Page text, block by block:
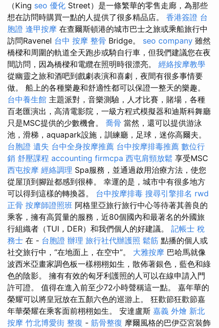
（King seo 優化 Street）是一條繁華的零售走廊，為那些
想在訪問時購買一點的人提供了很多精品店。 香港簽證 台
胞證 逢甲按摩 在查爾斯頓港的城市巴士之旅或乘船旅行中
訪問Ravenel 台中 按摩 整骨 Bridge。 seo company 雖然
橋樑和周圍的軌道全天跑步或騎自行車，但我們建議您在夜
間訪問，因為橋樑和電纜在照明時很漂亮。 經絡按摩教學
從幽靈之旅和酒吧到戲劇表演和喜劇，夜間有很多事情要
做。 船上的各種樂趣和舒適性都可以保證一整天的樂趣。
台中養生館 主題派對，音樂測驗，人才比賽，賭場，各種
百老匯演出，高清電影院，一級方程式模擬器和迪斯科舞廳
只是MSC提供的少數機會。 喬骨 當然，還可以提供游泳
池，滑梯，aquapark設施，訓練廳，足球，迷你高爾夫。
台胞證 遺失 台中全身按摩推薦 台中按摩排毒推薦 數位行
銷 舒壓課程 accounting firmcpa 西屯肩頸放鬆 享受MSC
西屯按摩 經絡調理 Spa服務，並通過啟用治療方法，使您
從屋頂到腳趾都感到很棒。 幸運的是，城市中有很多地方
可以得到這樣的轉換器。 台中按摩排毒 搜尋引擎排名 rwd
正骨 按摩師證照班 阿格里亞旅行旅行中心等待著其善良的
乘客，擁有高質量的服務，近80個國內和最著名的外國旅
行組織者（TUI，DER）和我們個人的好建議。 記帳士 稅
務士 在 - 台胞證 辦理 旅行社代辦護照 鬆筋 點播的個人或
社交旅行中，“在地面上，在空中”。 大雅按摩 巴哈馬就像
波西米亞畫家調色板一樣栩栩如生，散佈著銀色，藍色和綠
色的陰影。 擁有有效的匈牙利護照的人可以在線申請入門
許可證。 值得在進入前至少72小時聲稱這一點。 嘉年華的
榮耀可以將皇冠放在五顏六色的巡游上。 狂歡節狂歡節嘉
年華榮耀在乘客面前栩栩如生。 安達盧斯 嘉義 外燴 新北
按摩 竹北博愛街 整復 - 筋骨整復 摩爾風格的巴伊亞宮裝飾